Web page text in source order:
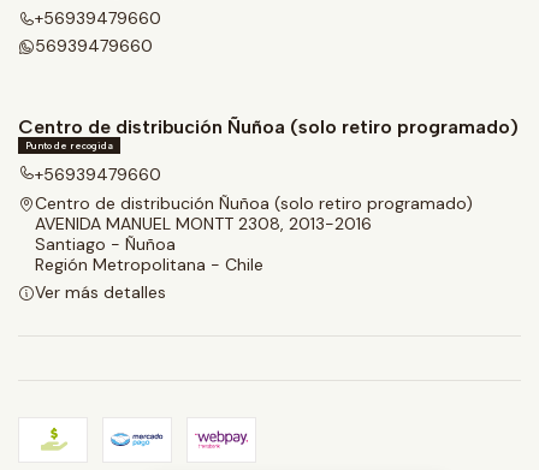
+56939479660
56939479660
Centro de distribución Ñuñoa (solo retiro programado)
Punto de recogida
+56939479660
Centro de distribución Ñuñoa (solo retiro programado)
AVENIDA MANUEL MONTT 2308, 2013-2016
Santiago - Ñuñoa
Región Metropolitana - Chile
Ver más detalles